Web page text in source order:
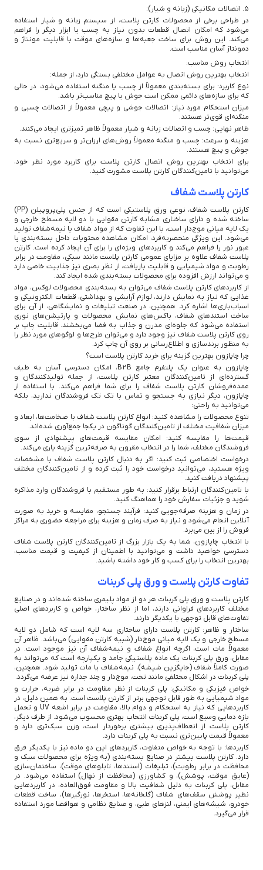
5. اتصالات مکانیکی (زبانه و شیار):
در طراحی برخی از محصولات کارتن پلاست، از سیستم زبانه و شیار استفاده
می‌شود که امکان اتصال قطعات بدون نیاز به چسب یا ابزار دیگر را فراهم
می‌کند. این روش برای ساخت جعبه‌ها و سازه‌های موقت با قابلیت مونتاژ و
دمونتاژ آسان مناسب است.
انتخاب روش مناسب:
انتخاب بهترین روش اتصال به عوامل مختلفی بستگی دارد، از جمله:
نوع کاربرد: برای بسته‌بندی معمولاً از چسب یا منگنه استفاده می‌شود، در حالی
که برای سازه‌های دائمی ممکن است جوش یا پیچ مناسب‌تر باشد.
میزان استحکام مورد نیاز: اتصالات جوشی و پیچی معمولاً از اتصالات چسبی و
منگنه‌ای قوی‌تر هستند.
ظاهر نهایی: چسب و اتصالات زبانه و شیار معمولاً ظاهر تمیزتری ایجاد می‌کنند.
هزینه و سرعت: چسب و منگنه معمولاً روش‌های ارزان‌تر و سریع‌تری نسبت به
جوش و پیچ هستند.
برای انتخاب بهترین روش اتصال کارتن پلاست برای کاربرد مورد نظر خود،
می‌توانید با تامین‌کنندگان کارتن پلاست مشورت کنید.
کارتن پلاست شفاف
کارتن پلاست شفاف، نوعی ورق پلاستیکی است که از جنس پلی‌پروپیلن (PP)
ساخته شده و دارای ساختاری مشابه کارتن مقوایی با دو لایه مسطح خارجی و
یک لایه میانی موج‌دار است، با این تفاوت که از مواد شفاف یا نیمه‌شفاف تولید
می‌شود. این ویژگی منحصربه‌فرد، امکان مشاهده محتویات داخل بسته‌بندی یا
عبور نور را فراهم می‌کند و کاربردهای ویژه‌ای را برای آن ایجاد کرده است. کارتن
پلاست شفاف علاوه بر مزایای عمومی کارتن پلاست مانند سبکی، مقاومت در برابر
رطوبت و مواد شیمیایی و قابلیت بازیافت، از نظر بصری نیز جذابیت خاصی دارد
و می‌تواند ارزش افزوده برای محصولات بسته‌بندی شده ایجاد کند.
از کاربردهای کارتن پلاست شفاف می‌توان به بسته‌بندی محصولات لوکس، مواد
غذایی که نیاز به نمایش دارند، لوازم آرایشی و بهداشتی، قطعات الکترونیکی و
اسباب‌بازی‌ها اشاره کرد. همچنین، در صنعت تبلیغات و نمایشگاهی، از آن برای
ساخت استندهای شفاف، باکس‌های نمایش محصولات و پارتیشن‌های نوری
استفاده می‌شود که جلوه‌ای مدرن و جذاب به فضا می‌بخشند. قابلیت چاپ بر
روی کارتن پلاست شفاف نیز وجود دارد و می‌توان طرح‌ها و لوگوهای مورد نظر را
به منظور برندسازی و اطلاع‌رسانی بر روی آن چاپ کرد.
چرا چاپازون بهترین گزینه برای خرید کارتن پلاست است؟
چاپازون به عنوان یک پلتفرم جامع B2B، امکان دسترسی آسان به طیف
گسترده‌ای از تامین‌کنندگان معتبر کارتن پلاست، از جمله تولیدکنندگان و
عمده‌فروشان کارتن پلاست شفاف را برای شما فراهم می‌کند. با استفاده از
چاپازون، دیگر نیازی به جستجو و تماس با تک تک فروشندگان ندارید، بلکه
می‌توانید به راحتی:
تنوع محصولات را مشاهده کنید: انواع کارتن پلاست شفاف با ضخامت‌ها، ابعاد و
میزان شفافیت مختلف از تامین‌کنندگان گوناگون در یکجا جمع‌آوری شده‌اند.
قیمت‌ها را مقایسه کنید: امکان مقایسه قیمت‌های پیشنهادی از سوی
فروشندگان مختلف، شما را در انتخاب مقرون به صرفه‌ترین گزینه یاری می‌کند.
درخواست اختصاصی ثبت کنید: اگر به دنبال کارتن پلاست شفاف با مشخصات
ویژه هستید، می‌توانید درخواست خود را ثبت کرده و از تامین‌کنندگان مختلف
پیشنهاد دریافت کنید.
با تامین‌کنندگان ارتباط برقرار کنید: به طور مستقیم با فروشندگان وارد مذاکره
شوید و جزئیات سفارش خود را هماهنگ کنید.
در زمان و هزینه صرفه‌جویی کنید: فرآیند جستجو، مقایسه و خرید به صورت
آنلاین انجام می‌شود و نیاز به صرف زمان و هزینه برای مراجعه حضوری به مراکز
فروش را از بین می‌برد.
با انتخاب چاپازون، شما به یک بازار بزرگ از تامین‌کنندگان کارتن پلاست شفاف
دسترسی خواهید داشت و می‌توانید با اطمینان از کیفیت و قیمت مناسب،
بهترین انتخاب را برای کسب و کار خود داشته باشید.
تفاوت کارتن پلاست و ورق پلی کربنات
کارتن پلاست و ورق پلی کربنات هر دو از مواد پلیمری ساخته شده‌اند و در صنایع
مختلف کاربردهای فراوانی دارند، اما از نظر ساختار، خواص و کاربردهای اصلی
تفاوت‌های قابل توجهی با یکدیگر دارند.
ساختار و ظاهر: کارتن پلاست دارای ساختاری سه لایه است که شامل دو لایه
مسطح خارجی و یک لایه میانی موج‌دار (شبیه کارتن مقوایی) می‌باشد. ظاهر آن
معمولاً مات است، اگرچه انواع شفاف و نیمه‌شفاف آن نیز موجود است. در
مقابل، ورق پلی کربنات یک ماده پلاستیکی جامد و یکپارچه است که می‌تواند به
صورت کاملاً شفاف (جایگزین شیشه)، نیمه‌شفاف یا مات تولید شود. همچنین،
پلی کربنات در اشکال مختلفی مانند تخت، موج‌دار و چند جداره نیز عرضه می‌گردد.
خواص فیزیکی و مکانیکی: پلی کربنات از نظر مقاومت در برابر ضربه، حرارت و
مواد شیمیایی به طور قابل توجهی برتر از کارتن پلاست است. به همین دلیل، در
کاربردهایی که نیاز به استحکام و دوام بالا، مقاومت در برابر اشعه UV و تحمل
بازه دمایی وسیع است، پلی کربنات انتخاب بهتری محسوب می‌شود. از طرف دیگر،
کارتن پلاست از انعطاف‌پذیری بیشتری برخوردار است، وزن سبک‌تری دارد و
معمولاً قیمت پایین‌تری نسبت به پلی کربنات دارد.
کاربردها: با توجه به خواص متفاوت، کاربردهای این دو ماده نیز با یکدیگر فرق
دارد. کارتن پلاست بیشتر در صنایع بسته‌بندی (به ویژه برای محصولات سبک و
محافظت در برابر رطوبت)، تبلیغات (استندها، تابلوهای موقت)، ساختمان‌سازی
(عایق موقت، پوشش)، و کشاورزی (محافظت از نهال) استفاده می‌شود. در
مقابل، پلی کربنات به دلیل شفافیت بالا و مقاومت فوق‌العاده، در کاربردهایی
نظیر پوشش سقف‌های شفاف (گلخانه‌ها، استخرها، نورگیرها)، ساخت قطعات
خودرو، شیشه‌های ایمنی، لنزهای طبی، و صنایع نظامی و هوافضا مورد استفاده
قرار می‌گیرد.